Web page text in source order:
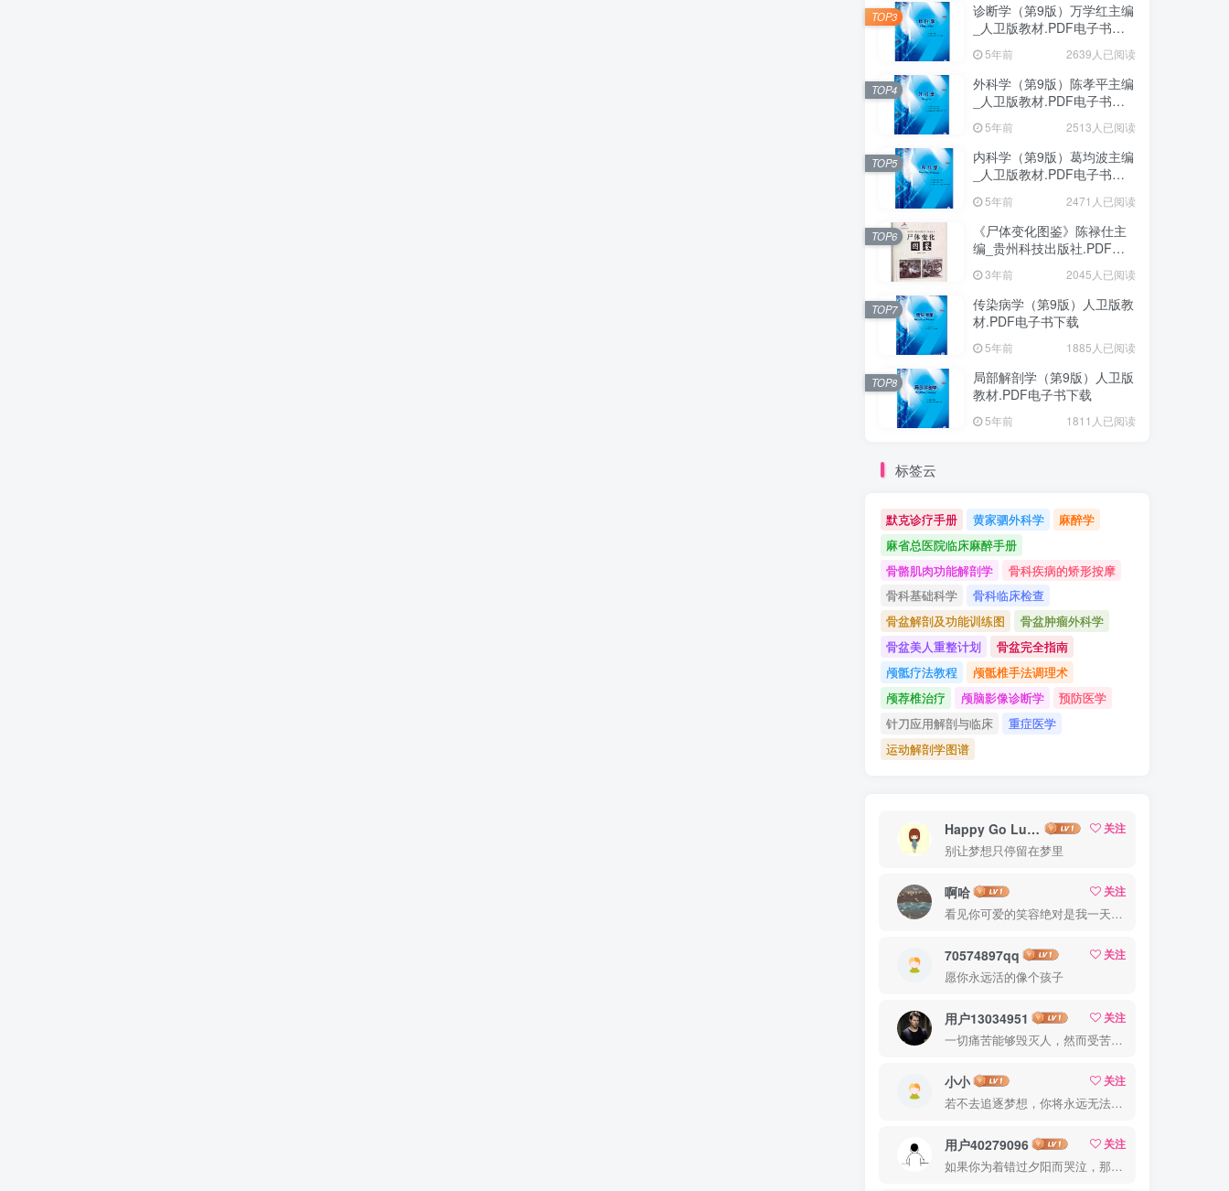
诊断学（第9版）万学红主编
_人卫版教材.PDF电子书下
载 5年前 2639人已阅读
TOP3
外科学（第9版）陈孝平主编
_人卫版教材.PDF电子书下
载 5年前 2513人已阅读
TOP4
内科学（第9版）葛均波主编
_人卫版教材.PDF电子书下
5年前 2471人已阅读
TOP5
《尸体变化图鉴》陈禄仕主
编_贵州科技出版社.PDF电
3年前 2045人已阅读
TOP6
传染病学（第9版）人卫版教
材.PDF电子书下载
5年前 1885人已阅读
TOP7
局部解剖学（第9版）人卫版
教材.PDF电子书下载
5年前 1811人已阅读
TOP8
标签云
默克诊疗手册 黄家驷外科学
麻醉学
麻省总医院临床麻醉手册
骨骼肌肉功能解剖学
骨科疾病的矫形按摩
骨科基础科学
骨科临床检查
骨盆解剖及功能训练图
骨盆肿瘤外科学
骨盆美人重整计划
骨盆完全指南
颅骶疗法教程
颅骶椎手法调理术
颅荐椎治疗
颅脑影像诊断学
预防医学
针刀应用解剖与临床
重症医学
运动解剖学图谱
Happy Go Lucky
关注
别让梦想只停留在梦里
啊哈
关注
看见你可爱的笑容绝对是我一天中最美好的事
70574897qq
关注
愿你永远活的像个孩子
用户13034951
关注
一切痛苦能够毁灭人，然而受苦的人也能把痛苦消灭
小小
关注
若不去追逐梦想，你将永远无法抓住梦想
用户40279096
关注
如果你为着错过夕阳而哭泣，那么你就要错群星了